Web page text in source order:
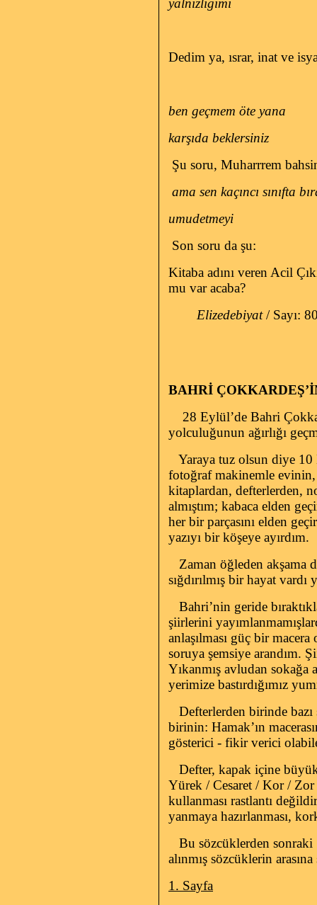
yalnızlığımı
Dedim ya, ısrar, inat ve
ben geçmem öte yana
karşıda beklersiniz
Şu soru, Muharrrem
ama sen kaçıncı sınıfta
umudetmeyi
Son soru da şu:
Kitaba adını veren Acil
mu var acaba?
Elizedebiyat/ Sayı:
BAHRİ
28 Eylül’de Bahri
yolculuğunun ağırlığı
Yaraya tuz olsun diye 10
fotoğraf makinemle evinin,
kitaplardan, defterlerden,
almıştım; kabaca elden
her bir parçasını elden
yazıyı bir köşeye ayırdım.
Zaman öğleden akşama
sığdırılmış bir hayat vardı
Bahri’nin geride
şiirlerini
anlaşılması güç bir
soruya şemsiye arandım.
Yıkanmış avludan sokağa
yerimize bastırdığımız
Defterlerden birinde bazı
birinin: Hamak’ın
gösterici - fikir verici
Defter, kapak içine
Yürek / Cesaret / Kor /
kullanması rastlantı
yanmaya hazırlanması,
Bu sözcüklerden
alınmış sözcüklerin
1. Sayfa